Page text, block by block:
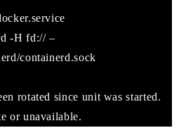
-H fd:// –
containerd.sock
rotated since unit was started.
or unavailable.